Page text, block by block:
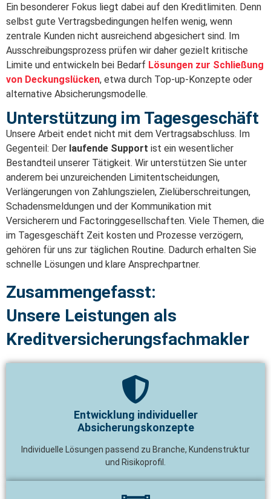
Ein besonderer Fokus liegt dabei auf den Kreditlimiten. Denn
selbst gute Vertragsbedingungen helfen wenig, wenn
zentrale Kunden nicht ausreichend abgesichert sind. Im
Ausschreibungsprozess prüfen wir daher gezielt kritische
Limite und entwickeln bei Bedarf Lösungen zur Schließung
von Deckungslücken, etwa durch Top-up-Konzepte oder
alternative Absicherungsmodelle.
Unterstützung im Tagesgeschäft
Unsere Arbeit endet nicht mit dem Vertragsabschluss. Im
Gegenteil: Der laufende Support ist ein wesentlicher
Bestandteil unserer Tätigkeit. Wir unterstützen Sie unter
anderem bei unzureichenden Limitentscheidungen,
Verlängerungen von Zahlungszielen, Zielüberschreitungen,
Schadensmeldungen und der Kommunikation mit
Versicherern und Factoringgesellschaften. Viele Themen, die
im Tagesgeschäft Zeit kosten und Prozesse verzögern,
gehören für uns zur täglichen Routine. Dadurch erhalten Sie
schnelle Lösungen und klare Ansprechpartner.
Zusammengefasst:
Unsere Leistungen als
Kreditversicherungsfachmakler
Entwicklung individueller
Absicherungskonzepte
Individuelle Lösungen passend zu Branche, Kundenstruktur
und Risikoprofil.